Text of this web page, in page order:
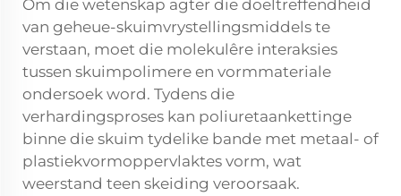
Om die wetenskap agter die doeltreffendheid
van geheue-skuimvrystellingsmiddels te
verstaan, moet die molekulêre interaksies
tussen skuimpolimere en vormmateriale
ondersoek word. Tydens die
verhardingsproses kan poliuretaankettinge
binne die skuim tydelike bande met metaal- of
plastiekvormoppervlaktes vorm, wat
weerstand teen skeiding veroorsaak.